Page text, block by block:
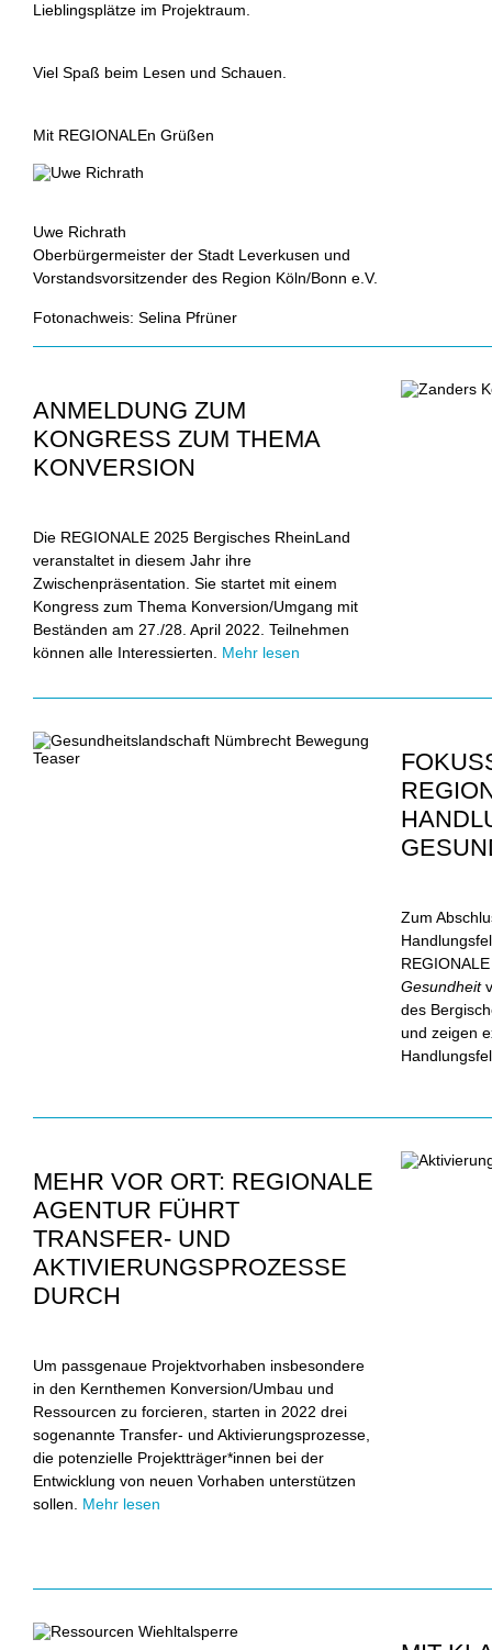
Lieblingsplätze im Projektraum.
Viel Spaß beim Lesen und Schauen.
Mit REGIONALEn Grüßen
Uwe Richrath
Oberbürgermeister der Stadt Leverkusen und
Vorstandsvorsitzender des Region Köln/Bonn e.V.
Fotonachweis: Selina Pfrüner
ANMELDUNG ZUM
KONGRESS ZUM THEMA
KONVERSION
Die REGIONALE 2025 Bergisches RheinLand
veranstaltet in diesem Jahr ihre
Zwischenpräsentation. Sie startet mit einem
Kongress zum Thema Konversion/Umgang mit
Beständen am 27./28. April 2022. Teilnehmen
können alle Interessierten. Mehr lesen
Zum
Gesundheit
des
und zeigen
MEHR VOR ORT: REGIONALE
AGENTUR FÜHRT
TRANSFER- UND
AKTIVIERUNGSPROZESSE
DURCH
Um passgenaue Projektvorhaben insbesondere
in den Kernthemen Konversion/Umbau und
Ressourcen zu forcieren, starten in 2022 drei
sogenannte Transfer- und Aktivierungsprozesse,
die potenzielle Projektträger*innen bei der
Entwicklung von neuen Vorhaben unterstützen
sollen. Mehr lesen